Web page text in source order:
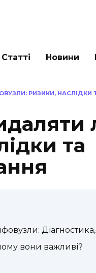
Статті Новини
РИЗИКИ, НАСЛІДКИ
та
вони важливі?